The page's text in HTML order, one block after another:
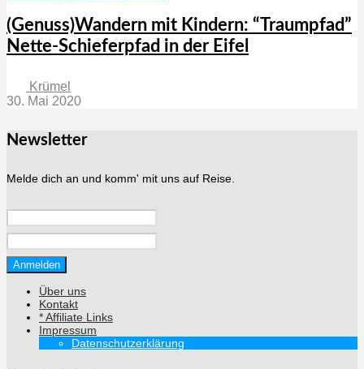
(Genuss)Wandern mit Kindern: “Traumpfad”
Nette-Schieferpfad in der Eifel
Krümel
30. Mai 2020
Newsletter
Melde dich an und komm' mit uns auf Reise.
Über uns
Kontakt
* Affiliate Links
Impressum
Datenschutzerklärung